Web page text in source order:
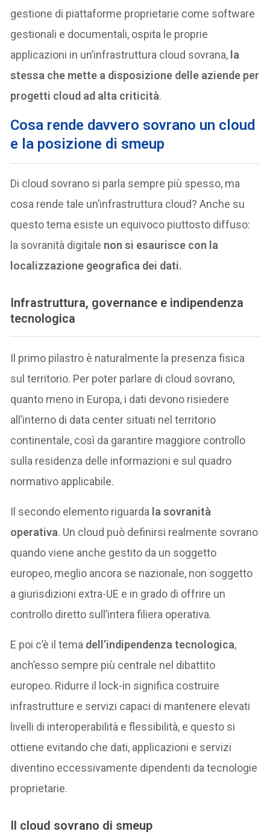
gestione di piattaforme proprietarie come software
gestionali e documentali, ospita le proprie
applicazioni in un’infrastruttura cloud sovrana, la
stessa che mette a disposizione delle aziende per
progetti cloud ad alta criticità.
Cosa rende davvero sovrano un cloud
e la posizione di smeup
Di cloud sovrano si parla sempre più spesso, ma
cosa rende tale un’infrastruttura cloud? Anche su
questo tema esiste un equivoco piuttosto diffuso:
la sovranità digitale non si esaurisce con la
localizzazione geografica dei dati.
Infrastruttura, governance e indipendenza
tecnologica
Il primo pilastro è naturalmente la presenza fisica
sul territorio. Per poter parlare di cloud sovrano,
quanto meno in Europa, i dati devono risiedere
all’interno di data center situati nel territorio
continentale, così da garantire maggiore controllo
sulla residenza delle informazioni e sul quadro
normativo applicabile.
Il secondo elemento riguarda la sovranità
operativa. Un cloud può definirsi realmente sovrano
quando viene anche gestito da un soggetto
europeo, meglio ancora se nazionale, non soggetto
a giurisdizioni extra-UE e in grado di offrire un
controllo diretto sull’intera filiera operativa.
E poi c’è il tema dell’indipendenza tecnologica,
anch’esso sempre più centrale nel dibattito
europeo. Ridurre il lock-in significa costruire
infrastrutture e servizi capaci di mantenere elevati
livelli di interoperabilità e flessibilità, e questo si
ottiene evitando che dati, applicazioni e servizi
diventino eccessivamente dipendenti da tecnologie
proprietarie.
Il cloud sovrano di smeup